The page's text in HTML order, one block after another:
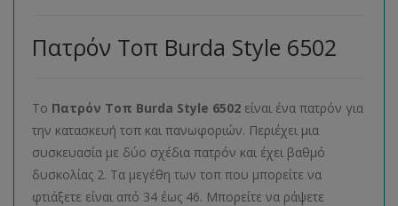
Πατρόν Τοπ Burda Style 6502
Το Πατρόν Τοπ Burda Style 6502 είναι ένα πατρόν για
την κατασκευή τοπ και πανωφοριών. Περιέχει μια
συσκευασία με δύο σχέδια πατρόν και έχει βαθμό
δυσκολίας 2. Τα μεγέθη των τοπ που μπορείτε να
φτιάξετε είναι από 34 έως 46. Μπορείτε να ράψετε